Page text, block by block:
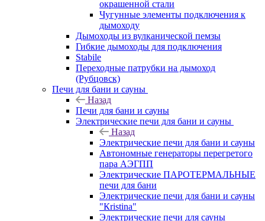
окрашенной стали
Чугунные элементы подключения к
дымоходу
Дымоходы из вулканической пемзы
Гибкие дымоходы для подключения
Stabile
Переходные патрубки на дымоход
(Рубцовск)
Печи для бани и сауны
Назад
Печи для бани и сауны
Электрические печи для бани и сауны
Назад
Электрические печи для бани и сауны
Автономные генераторы перегретого
пара АЭГПП
Электрические ПАРОТЕРМАЛЬНЫЕ
печи для бани
Электрические печи для бани и сауны
"Кristina"
Электрические печи для сауны